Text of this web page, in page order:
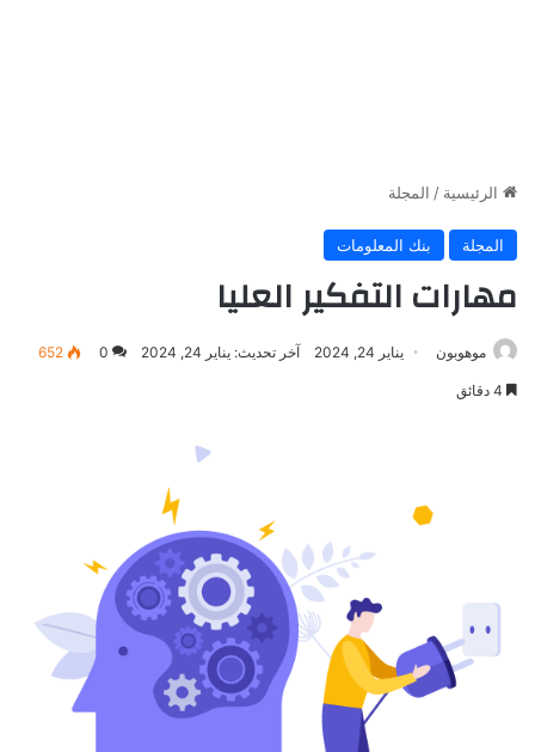
الرئيسية / المجلة
المجلة بنك المعلومات
مهارات التفكير العليا
موهوبون يناير 24, 2024 آخر تحديث: يناير 24, 2024 0
652